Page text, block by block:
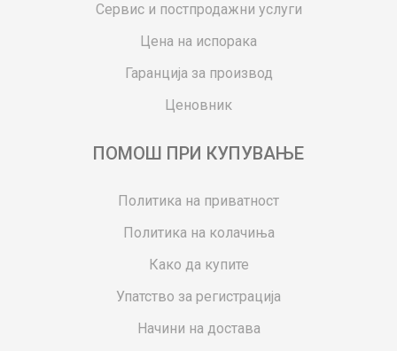
Сервис и постпродажни услуги
Цена на испорака
Гаранција за производ
Ценовник
ПОМОШ ПРИ КУПУВАЊЕ
Политика на приватност
Политика на колачиња
Како да купите
Упатство за регистрација
Начини на достава